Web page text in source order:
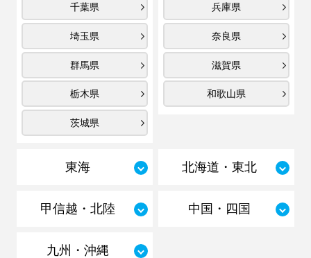
千葉県
埼玉県
群馬県
栃木県
茨城県
兵庫県
奈良県
滋賀県
和歌山県
東海 北海道・東北
甲信越・北陸 中国・四国
九州・沖縄